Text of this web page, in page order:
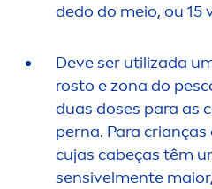
dedo do meio, ou 15
Deve ser utilizada
rosto e zona do
duas doses para as
perna. Para
cujas cabeças têm
sensivelmente